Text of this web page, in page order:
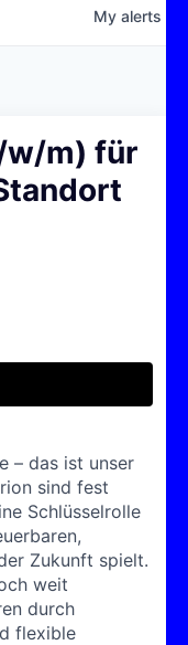
My alerts
w/m) für
– das ist unser
sind fest
Schlüsselrolle
Zukunft spielt.
weit
durch
flexible